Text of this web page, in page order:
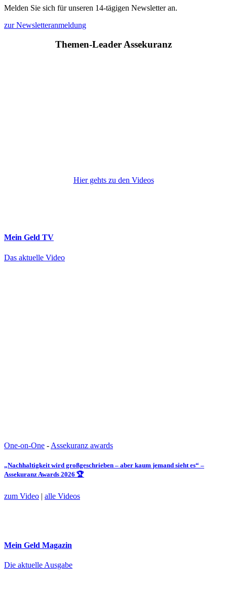
Melden Sie sich für unseren 14-tägigen Newsletter an.
zur Newsletteranmeldung
Themen-Leader Assekuranz
Hier gehts zu den Videos
Mein Geld TV
Das aktuelle Video
One-on-One - Assekuranz awards
„Nachhaltigkeit wird großgeschrieben – aber kaum jemand sieht es“ –
Assekuranz Awards 2026 🏆
zum Video | alle Videos
Mein Geld Magazin
Die aktuelle Ausgabe